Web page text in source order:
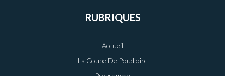
RUBRIQUES
Accueil
La Coupe De Poudloire